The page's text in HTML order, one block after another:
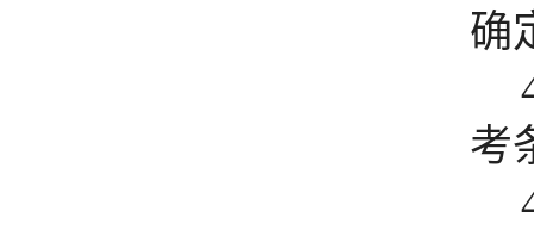
确
考